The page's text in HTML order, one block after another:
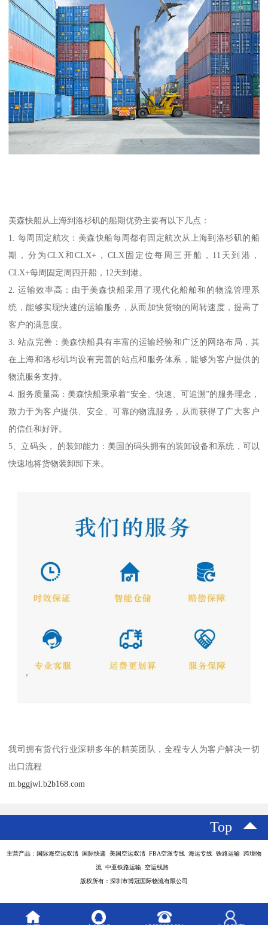
美森快船从上海到洛杉矶的船期优势主要有以下几点：
1. 每周固定航次：美森快船每周都有固定航次从上海到洛杉矶的船
期，分为CLX和CLX+，CLX固定位每周三开船，11天到港，
CLX+每周固定周四开船，12天到港。
2. 运输效率高：由于美森快船采用了现代化船舶和的物流管理系
统，能够实现快速的运输服务，从而加快货物的周转速度，提高了
客户的满意度。
3. 站点完善：美森快船具有丰富的运输经验和广泛的网络布局，其
在上海和洛杉矶均设有完善的站点和服务体系，能够为客户提供的
物流服务支持。
4. 服务质量高：美森快船秉承着“安全、快速、可追溯”的服务理念，
致力于为客户提供、安全、可靠的物流服务，从而获得了广大客户
的信任和好评。
5、立码头， 的装卸能力：美国的码头拥有的装卸设备和系统，可以
快速地将货物装卸卸下来。
我司拥有货代行业深耕多年的精英团队，全程专人为客户解决一切
出口流程
m.bggjwl.b2b168.com
Top
主营产品：国际海空运双清 国际快递 美国空运双清 FBA空派专线 海运专线 铁路运输 跨境物
流 中亚铁路运输 空运线路
版权所有：深圳市博冠国际物流有限公司